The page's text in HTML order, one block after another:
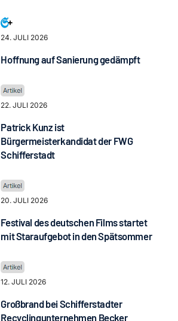
24. JULI 2026
Hoffnung auf Sanierung gedämpft
22. JULI 2026
Patrick Kunz ist
Bürgermeisterkandidat der FWG
Schifferstadt
20. JULI 2026
Festival des deutschen Films startet
mit Staraufgebot in den Spätsommer
12. JULI 2026
Großbrand bei Schifferstadter
Recyclingunternehmen Becker